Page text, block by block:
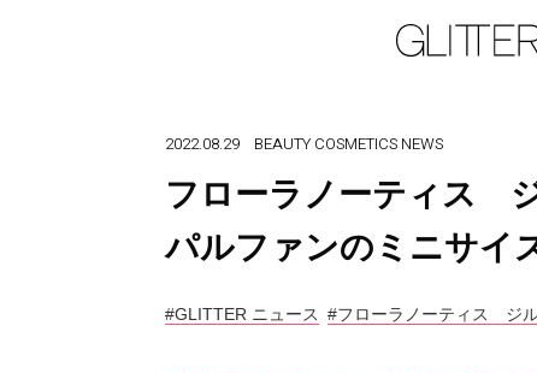
2022.08.29 BEAUTY COSMETICS NEWS
フローラノーティス
パルファンのミニサイ
#GLITTER ニュース #フローラノーティス ジル